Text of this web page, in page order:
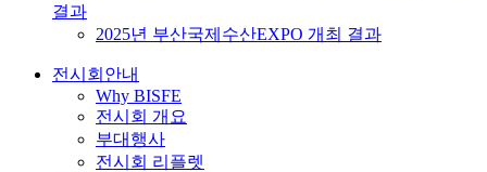
결과
2025년 부산국제수산EXPO 개최 결과
전시회안내
Why BISFE
전시회 개요
부대행사
전시회 리플렛